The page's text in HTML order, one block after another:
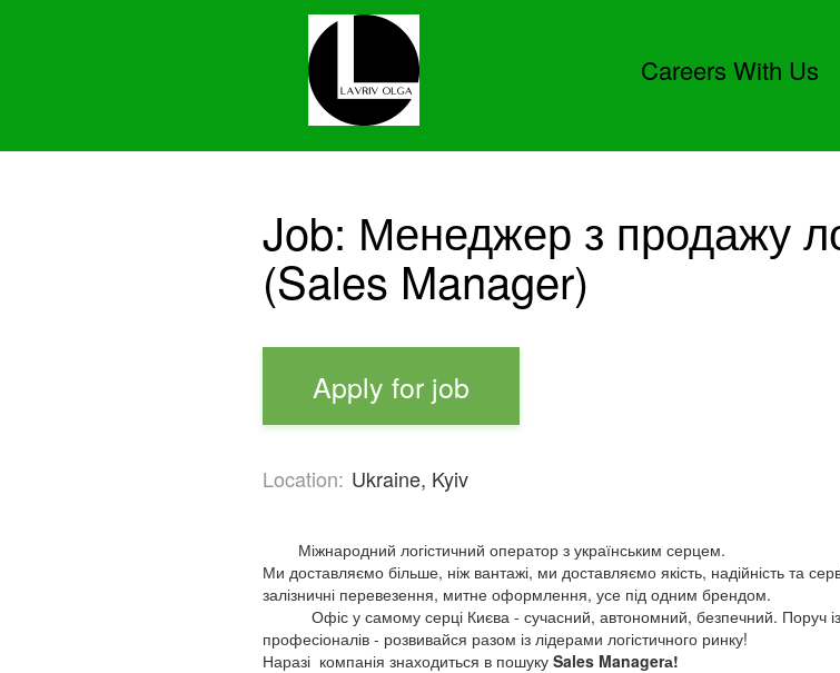
Careers With Us
Job: Менеджер з продажу
(Sales Manager)
Apply for job
Location: Ukraine, Kyiv
Міжнародний логістичний оператор з українським серцем.
Ми доставляємо більше, ніж вантажі, ми доставляємо якість, надійність та
залізничні перевезення, митне оформлення, усе під одним брендом.
Офіс у самому серці Києва - сучасний, автономний, безпечний. Поруч
професіоналів - розвивайся разом із лідерами логістичного ринку!
Наразі компанія знаходиться в пошуку Sales Managerа!